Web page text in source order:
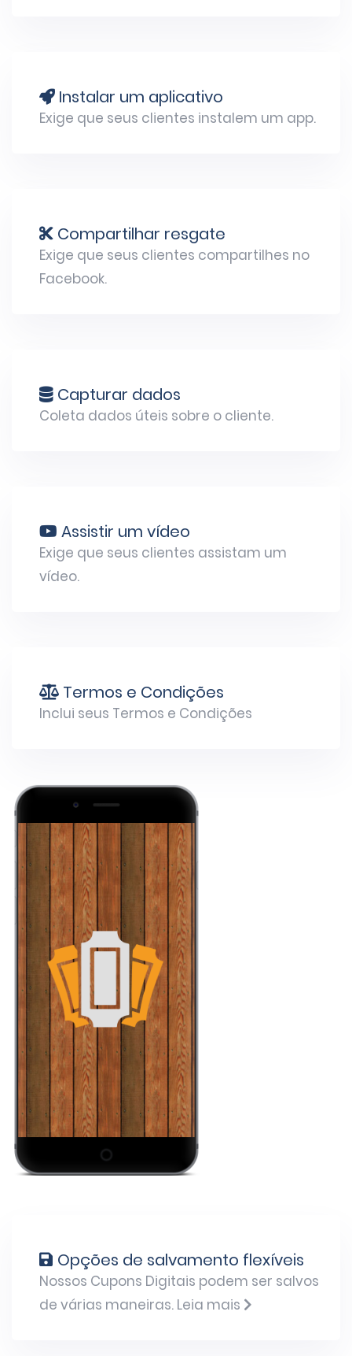
Instalar um aplicativo
Exige que seus clientes instalem um app.
Compartilhar resgate
Exige que seus clientes compartilhes no
Facebook.
Capturar dados
Coleta dados úteis sobre o cliente.
Assistir um vídeo
Exige que seus clientes assistam um
vídeo.
Termos e Condições
Inclui seus Termos e Condições
Opções de salvamento flexíveis
Nossos Cupons Digitais podem ser salvos
de várias maneiras. Leia mais